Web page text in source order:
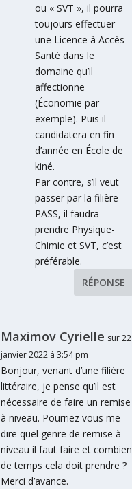
ou « SVT », il pourra
toujours effectuer
une Licence à Accès
Santé dans le
domaine qu’il
affectionne
(Économie par
exemple). Puis il
candidatera en fin
d’année en École de
kiné.
Par contre, s’il veut
passer par la filière
PASS, il faudra
prendre Physique-
Chimie et SVT, c’est
préférable.
RÉPONSE
Maximov Cyrielle sur 22
janvier 2022 à 3:54 pm
Bonjour, venant d’une filière
littéraire, je pense qu’il est
nécessaire de faire un remise
à niveau. Pourriez vous me
dire quel genre de remise à
niveau il faut faire et combien
de temps cela doit prendre ?
Merci d’avance.